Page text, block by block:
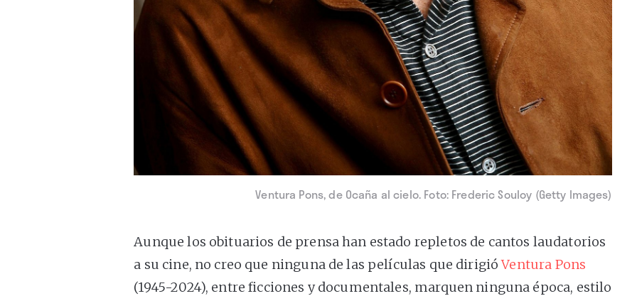
Ventura Pons, de Ocaña al cielo. Foto: Frederic Souloy (Getty Images)
Aunque los obituarios de prensa han estado repletos de cantos laudatorios
a su cine, no creo que ninguna de las películas que dirigióVentura Pons
(1945-2024), entre ficciones y documentales, marquen ninguna época, estilo